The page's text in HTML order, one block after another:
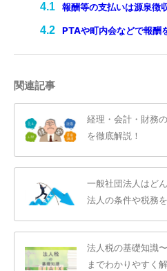
報酬等の支払いは源泉徴
PTAや町内会などで報酬
関連記事
経理・会計・財務
を徹底解説！
一般社団法人はど
法人の条件や税務
法人税の基礎知識
までわかりやすく